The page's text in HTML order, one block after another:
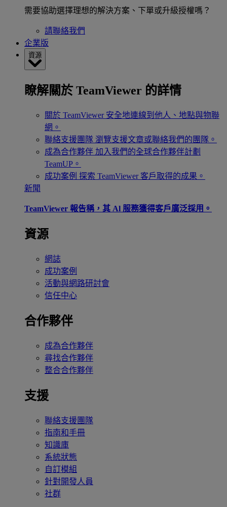
需要協助選擇理想的解決方案、下單或升級授權嗎？
請聯絡我們
企業版
資源
瞭解關於 TeamViewer 的詳情
關於 TeamViewer 安全地連線到他人、地點與物聯
網。
聯絡支援團隊 瀏覽支援文章或聯絡我們的團隊。
成為合作夥伴 加入我們的全球合作夥伴計劃
TeamUP。
成功案例 探索 TeamViewer 客戶取得的成果。
新聞
TeamViewer 報告稱，其 Al 服務獲得客戶廣泛採用。
資源
網誌
成功案例
活動與網路研討會
信任中心
合作夥伴
成為合作夥伴
尋找合作夥伴
整合合作夥伴
支援
聯絡支援團隊
指南和手冊
知識庫
系統狀態
自訂模組
針對開發人員
社群